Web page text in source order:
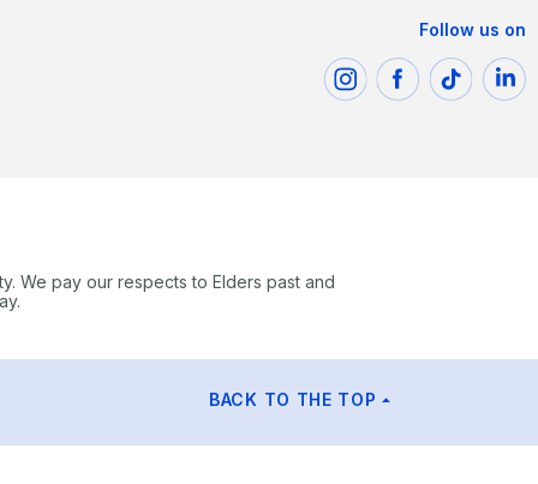
Follow us on
We pay our respects to Elders past and
BACK TO THE TOP